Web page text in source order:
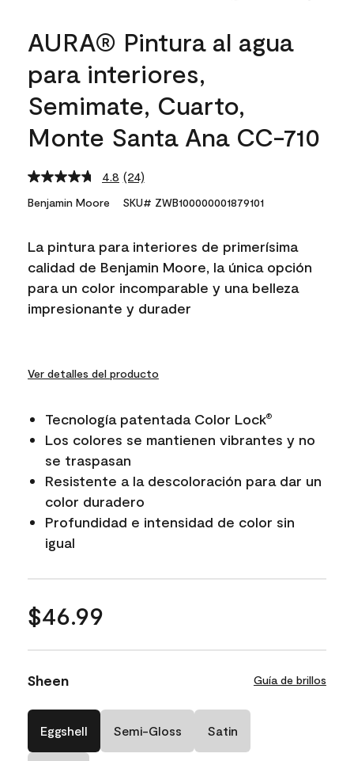
AURA® Pintura al agua
para interiores,
Semimate, Cuarto,
Monte Santa Ana CC-710
4.8 Read
24
Reviews.
link.
(24)
Benjamin Moore SKU# ZWB100000001879101
La pintura para interiores de primerísima
calidad de Benjamin Moore, la única opción
para un color incomparable y una belleza
impresionante y durader
Ver detalles del producto
Tecnología patentada Color Lock®
Los colores se mantienen vibrantes y no
se traspasan
Resistente a la descoloración para dar un
color duradero
Profundidad e intensidad de color sin
igual
$46.99
Sheen Guía de brillos
Eggshell Semi-Gloss Satin